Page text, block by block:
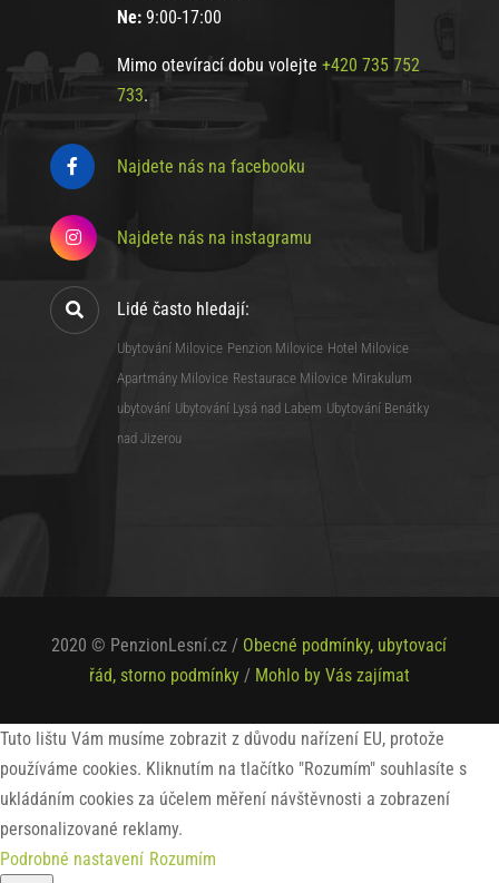
Ne:9:00-17:00
Mimo otevírací dobu volejte +420 735 752
733.
Najdete nás na facebooku
Najdete nás na instagramu
Lidé často hledají:
Ubytování Milovice Penzion Milovice Hotel Milovice
Apartmány Milovice Restaurace Milovice Mirakulum
ubytování Ubytování Lysá nad Labem Ubytování Benátky
nad Jizerou
2020 © PenzionLesní.cz / Obecné podmínky, ubytovací
řád, storno podmínky/ Mohlo by Vás zajímat
Tuto lištu Vám musíme zobrazit z důvodu nařízení EU, protože
používáme cookies. Kliknutím na tlačítko "Rozumím" souhlasíte s
ukládáním cookies za účelem měření návštěvnosti a zobrazení
personalizované reklamy.
Podrobné nastavení Rozumím